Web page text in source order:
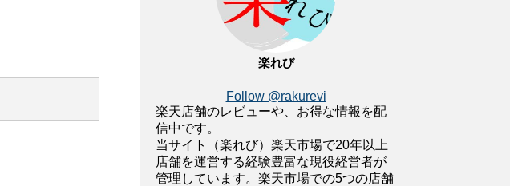
楽れび
Follow @rakurevi
楽天店舗のレビューや、お得な情報を配
信中です。
当サイト（楽れび）楽天市場で20年以上
店舗を運営する経験豊富な現役経営者が
管理しています。楽天市場での5つの店舗